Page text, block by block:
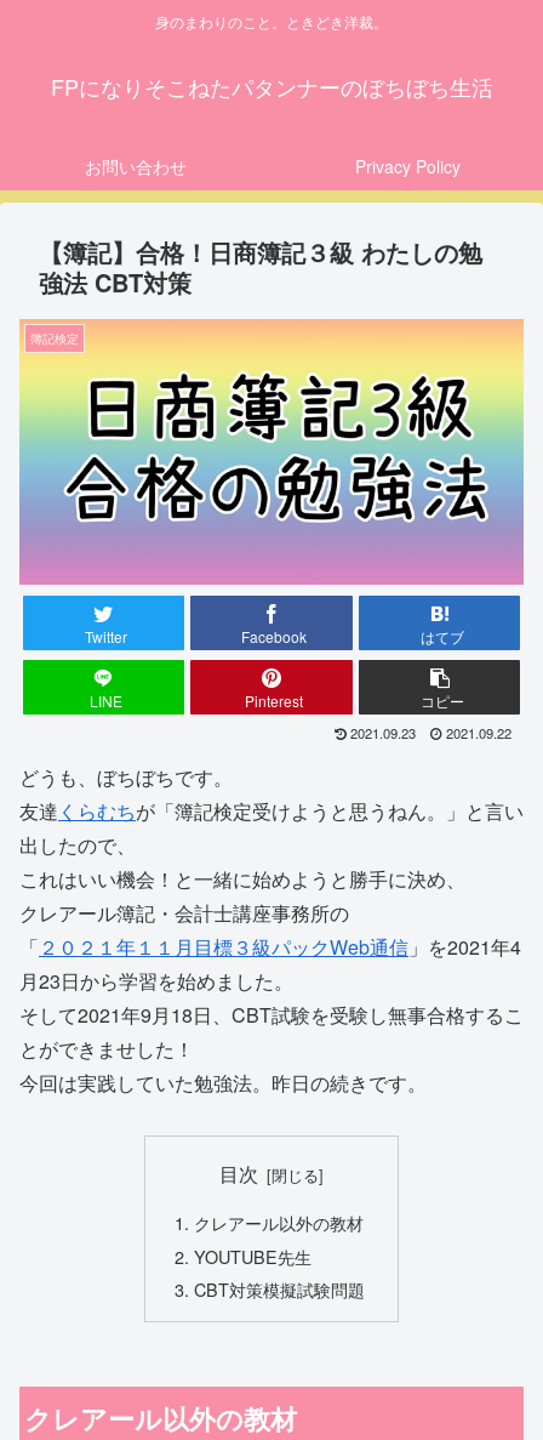
身のまわりのこと。ときどき洋裁。
FPになりそこねたパタンナーのぼちぼち生活
お問い合わせ Privacy Policy
【簿記】合格！日商簿記３級 わたしの勉
強法 CBT対策
簿記検定
Twitter Facebook はてブ
LINE Pinterest コピー
2021.09.23 2021.09.22
どうも、ぼちぼちです。
友達 くらむちが「簿記検定受けようと思うねん。」と言い
出したので、
これはいい機会！と一緒に始めようと勝手に決め、
クレアール簿記・会計士講座事務所の
「 ２０２１年１１月目標３級パックWeb通信 」を2021年4
月23日から学習を始めました。
そして2021年9月18日、CBT試験を受験し無事合格するこ
とができませした！
今回は実践していた勉強法。昨日の続きです。
目次
クレアール以外の教材
YOUTUBE先生
CBT対策模擬試験問題
クレアール以外の教材